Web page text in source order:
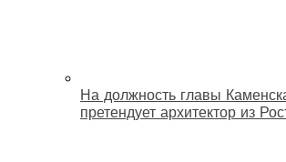
На должность главы
претендует архитектор из